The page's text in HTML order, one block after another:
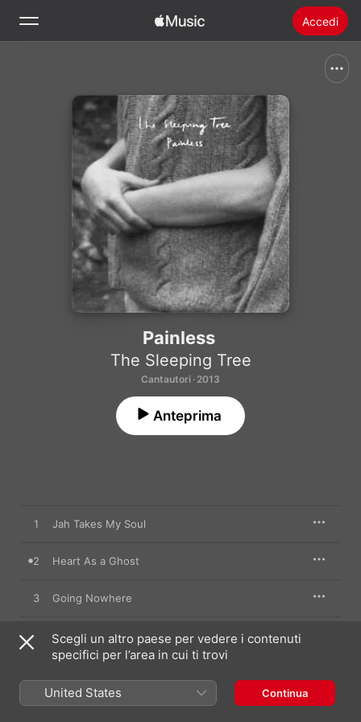
Accedi
Radio
Installare Apple Music
Painless
The Sleeping Tree
Cantautori · 2013
Anteprima
1 Jah Takes My Soul
2 Heart As a Ghost
3 Going Nowhere
4 Sweets of Helsinki
6 Southern Hills
Scegli un altro paese per vedere i contenuti
specifici per l’area in cui ti trovi
United States Continua